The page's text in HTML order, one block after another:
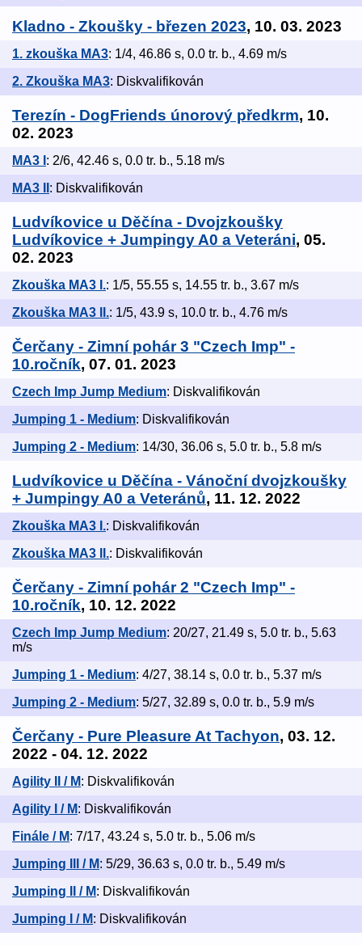
Kladno - Zkoušky - březen 2023, 10. 03. 2023
1. zkouška MA3: 1/4, 46.86 s, 0.0 tr. b., 4.69 m/s
2. Zkouška MA3: Diskvalifikován
Terezín - DogFriends únorový předkrm, 10.
02. 2023
MA3 I : 2/6, 42.46 s, 0.0 tr. b., 5.18 m/s
MA3 II : Diskvalifikován
Ludvíkovice u Děčína - Dvojzkoušky
Ludvíkovice + Jumpingy A0 a Veteráni, 05.
02. 2023
Zkouška MA3 I.: 1/5, 55.55 s, 14.55 tr. b., 3.67 m/s
Zkouška MA3 II.: 1/5, 43.9 s, 10.0 tr. b., 4.76 m/s
Čerčany - Zimní pohár 3 "Czech Imp" -
10.ročník, 07. 01. 2023
Czech Imp Jump Medium: Diskvalifikován
Jumping 1 - Medium: Diskvalifikován
Jumping 2 - Medium: 14/30, 36.06 s, 5.0 tr. b., 5.8 m/s
Ludvíkovice u Děčína - Vánoční dvojzkoušky
+ Jumpingy A0 a Veteránů, 11. 12. 2022
Zkouška MA3 I.: Diskvalifikován
Zkouška MA3 II.: Diskvalifikován
Čerčany - Zimní pohár 2 "Czech Imp" -
10.ročník, 10. 12. 2022
Czech Imp Jump Medium: 20/27, 21.49 s, 5.0 tr. b., 5.63
m/s
Jumping 1 - Medium: 4/27, 38.14 s, 0.0 tr. b., 5.37 m/s
Jumping 2 - Medium: 5/27, 32.89 s, 0.0 tr. b., 5.9 m/s
Čerčany - Pure Pleasure At Tachyon, 03. 12.
2022 - 04. 12. 2022
Agility II / M: Diskvalifikován
Agility I / M: Diskvalifikován
Finále / M: 7/17, 43.24 s, 5.0 tr. b., 5.06 m/s
Jumping III / M: 5/29, 36.63 s, 0.0 tr. b., 5.49 m/s
Jumping II / M: Diskvalifikován
Jumping I / M: Diskvalifikován